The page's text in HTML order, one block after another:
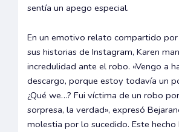
sentía un apego especial.
En un emotivo relato compartido
sus historias de Instagram, Karen
incredulidad ante el robo. «Vengo a
descargo, porque estoy todavía un
¿Qué we…? Fui víctima de un robo
sorpresa, la verdad», expresó
molestia por lo sucedido. Este hecho